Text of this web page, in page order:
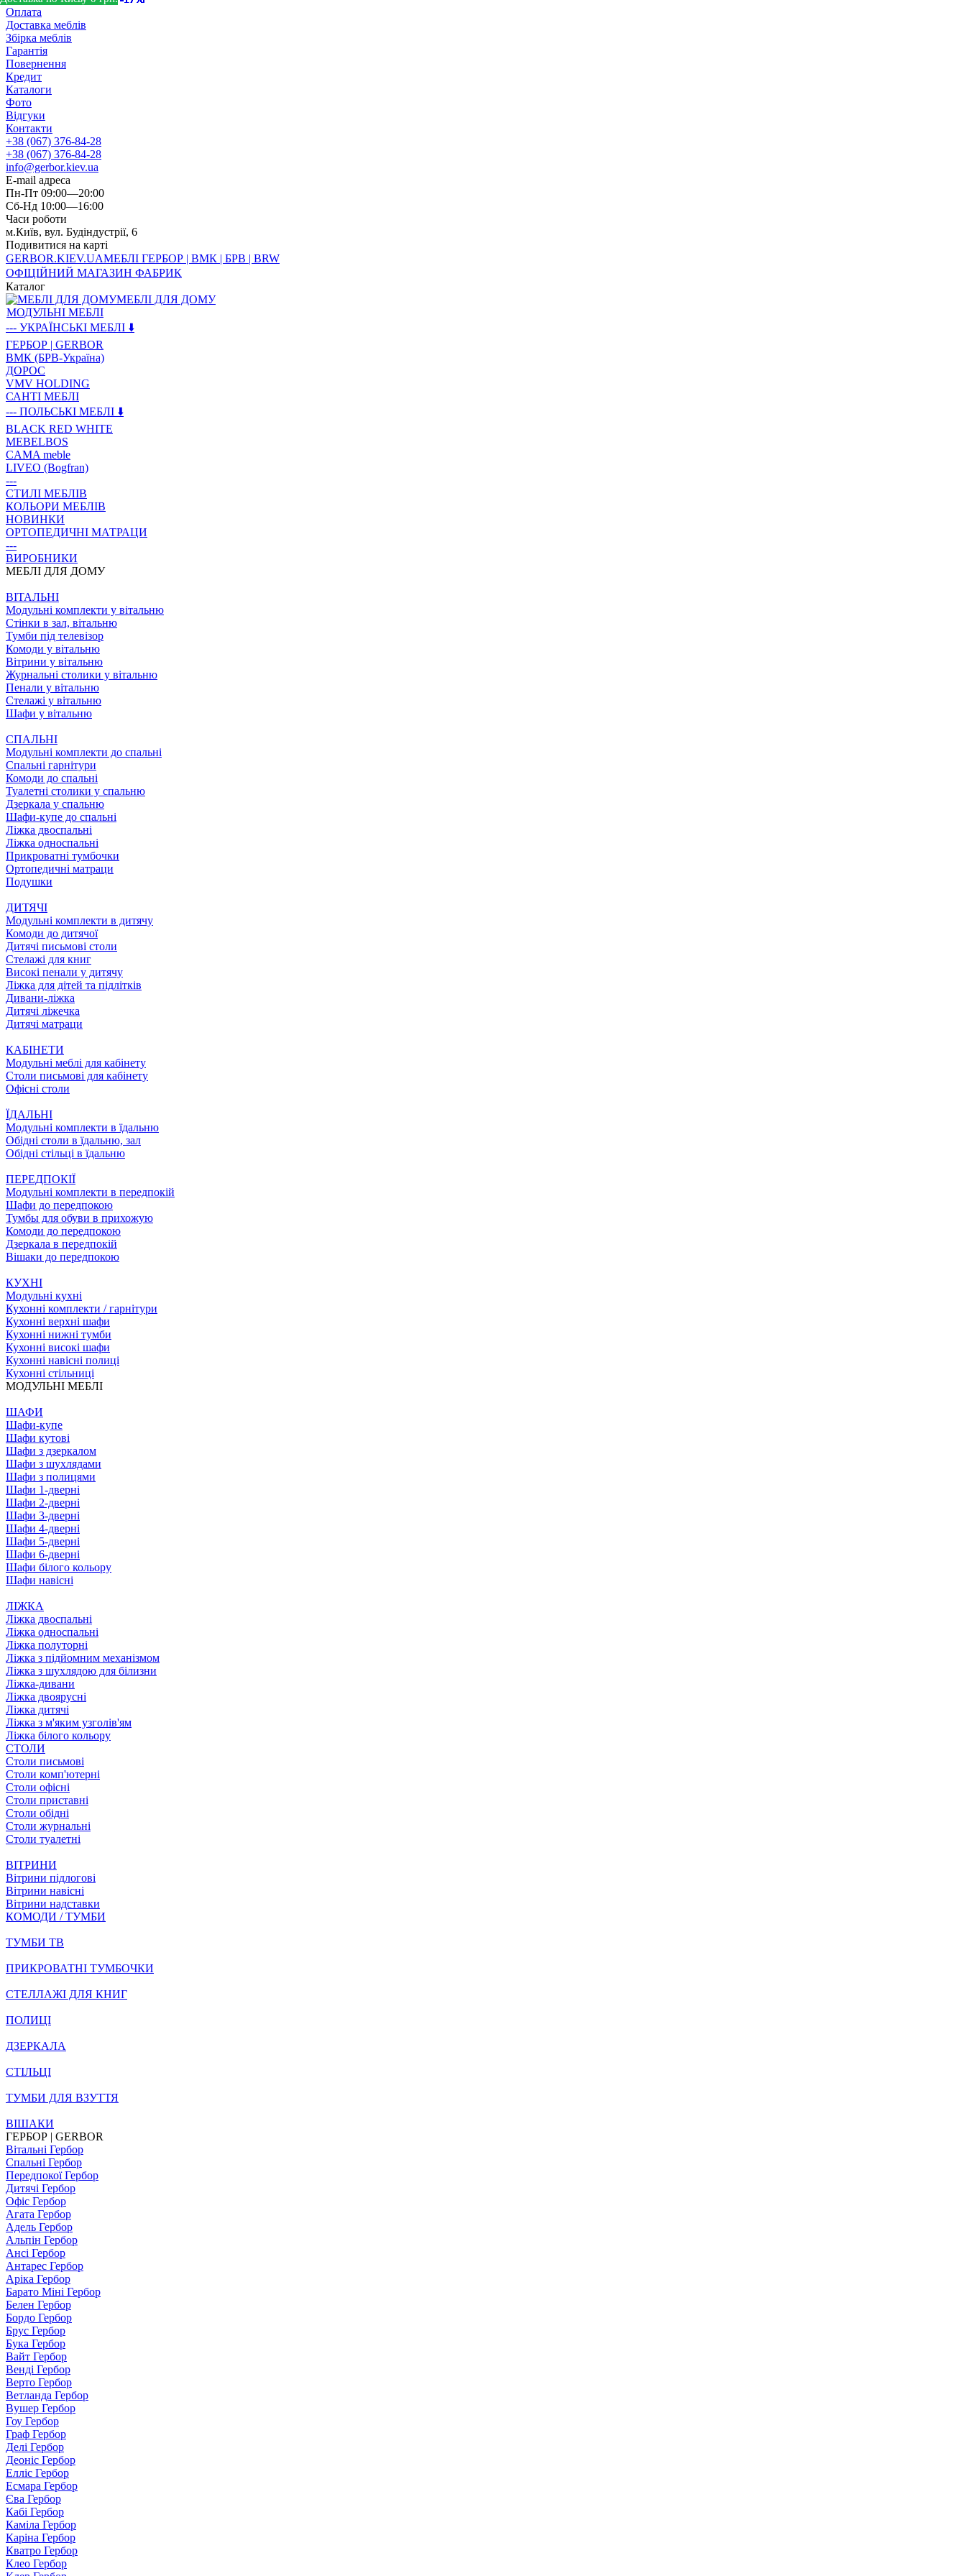
Оплата
Доставка меблів
Збірка меблів
Гарантія
Повернення
Кредит
Каталоги
Фото
Відгуки
Контакти
+38 (067) 376-84-28
+38 (067) 376-84-28
info@gerbor.kiev.ua
E-mail адреса
Пн-Пт 09:00—20:00
Сб-Нд 10:00—16:00
Часи роботи
м.Київ, вул. Будіндустрії, 6
Подивитися на карті
GERBOR.KIEV.UAМЕБЛI ГЕРБОР | ВМК | БРВ | BRW
ОФІЦІЙНИЙ МАГАЗИН ФАБРИК
Каталог
МЕБЛІ ДЛЯ ДОМУ
МОДУЛЬНІ МЕБЛІ
--- УКРАЇНСЬКІ МЕБЛІ ⬇️
ГЕРБОР | GERBOR
ВМК (БРВ-Україна)
ДОРОС
VMV HOLDING
САНТІ МЕБЛІ
--- ПОЛЬСЬКІ МЕБЛІ ⬇️
BLACK RED WHITE
MEBELBOS
CAMA meble
LIVEO (Bogfran)
---
СТИЛІ МЕБЛІВ
КОЛЬОРИ МЕБЛІВ
НОВИНКИ
ОРТОПЕДИЧНІ МАТРАЦИ
---
ВИРОБНИКИ
МЕБЛІ ДЛЯ ДОМУ
ВIТАЛЬНI
Модульні комплекти у вітальню
Стінки в зал, вітальню
Тумби під телевізор
Комоди у вітальню
Вітрини у вітальню
Журнальні столики у вітальню
Пенали у вітальню
Стелажі у вітальню
Шафи у вітальню
СПАЛЬНІ
Модульні комплекти до спальні
Спальні гарнітури
Комоди до спальні
Туалетні столики у спальню
Дзеркала у спальню
Шафи-купе до спальні
Ліжка двоспальні
Ліжка односпальні
Прикроватні тумбочки
Ортопедичні матраци
Подушки
ДИТЯЧІ
Модульні комплекти в дитячу
Комоди до дитячої
Дитячі письмові столи
Стелажі для книг
Високі пенали у дитячу
Ліжка для дітей та підлітків
Дивани-ліжка
Дитячі ліжечка
Дитячі матраци
КАБІНЕТИ
Модульні меблі для кабінету
Столи письмові для кабінету
Офісні столи
ЇДАЛЬНI
Модульні комплекти в їдальню
Обідні столи в їдальню, зал
Обідні стільці в їдальню
ПЕРЕДПОКІЇ
Модульні комплекти в передпокій
Шафи до передпокою
Тумбы для обуви в прихожую
Комоди до передпокою
Дзеркала в передпокій
Вішаки до передпокою
КУХНІ
Модульні кухні
Кухонні комплекти / гарнітури
Кухонні верхні шафи
Кухонні нижні тумби
Кухонні високі шафи
Кухонні навісні полиці
Кухонні стільниці
МОДУЛЬНІ МЕБЛІ
ШАФИ
Шафи-купе
Шафи кутові
Шафи з дзеркалом
Шафи з шухлядами
Шафи з полицями
Шафи 1-дверні
Шафи 2-дверні
Шафи 3-дверні
Шафи 4-дверні
Шафи 5-дверні
Шафи 6-дверні
Шафи білого кольору
Шафи навісні
ЛІЖКА
Ліжка двоспальні
Ліжка односпальні
Ліжка полуторні
Ліжка з підйомним механізмом
Ліжка з шухлядою для білизни
Ліжка-дивани
Ліжка двоярусні
Ліжка дитячі
Ліжка з м'яким узголів'ям
Ліжка білого кольору
СТОЛИ
Столи письмові
Столи комп'ютерні
Столи офісні
Столи приставні
Столи обідні
Столи журнальні
Столи туалетні
ВІТРИНИ
Вітрини підлогові
Вітрини навісні
Вітрини надставки
КОМОДИ / ТУМБИ
ТУМБИ ТВ
ПРИКРОВАТНІ ТУМБОЧКИ
СТЕЛЛАЖІ ДЛЯ КНИГ
ПОЛИЦІ
ДЗЕРКАЛА
СТІЛЬЦI
ТУМБИ ДЛЯ ВЗУТТЯ
ВІШАКИ
ГЕРБОР | GERBOR
Вітальні Гербор
Спальні Гербор
Передпокої Гербор
Дитячі Гербор
Офіс Гербор
Агата Гербор
Адель Гербор
Альпін Гербор
Ансі Гербор
Антарес Гербор
Аріка Гербор
Барато Міні Гербор
Белен Гербор
Бордо Гербор
Брус Гербор
Бука Гербор
Вайт Гербор
Венді Гербор
Верто Гербор
Ветланда Гербор
Вушер Гербор
Гоу Гербор
Граф Гербор
Делі Гербор
Деоніс Гербор
Елліс Гербор
Есмара Гербор
Єва Гербор
Кабі Гербор
Каміла Гербор
Каріна Гербор
Кватро Гербор
Клео Гербор